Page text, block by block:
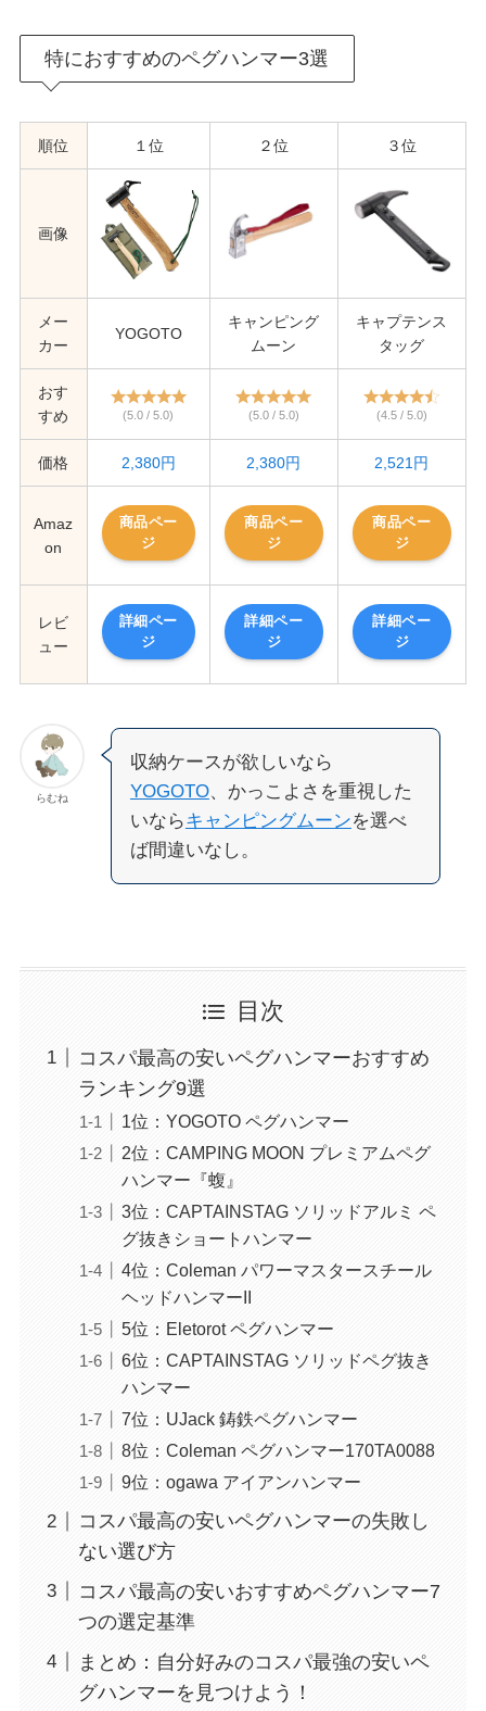
特におすすめのペグハンマー3選
順位 １位 ２位 ３位
画像
メー
カー
YOGOTO
キャンピング
ムーン
キャプテンス
タッグ
おす
すめ
(5.0 / 5.0) (5.0 / 5.0) (4.5 / 5.0)
価格 2,380円 2,380円 2,521円
Amaz
on
商品ペー
ジ
商品ペー
ジ
商品ペー
ジ
レビ
ュー
詳細ペー
ジ
詳細ペー
ジ
詳細ペー
ジ
らむね
収納ケースが欲しいなら
YOGOTO、かっこよさを重視した
いならキャンピングムーンを選べ
ば間違いなし。
目次
コスパ最高の安いペグハンマーおすすめ
ランキング9選
1位：YOGOTO ペグハンマー
2位：CAMPING MOON プレミアムペグ
ハンマー『蝮』
3位：CAPTAINSTAG ソリッドアルミ ペ
グ抜きショートハンマー
4位：Coleman パワーマスタースチール
ヘッドハンマーII
5位：Eletorot ペグハンマー
6位：CAPTAINSTAG ソリッドペグ抜き
ハンマー
7位：UJack 鋳鉄ペグハンマー
8位：Coleman ペグハンマー170TA0088
9位：ogawa アイアンハンマー
コスパ最高の安いペグハンマーの失敗し
ない選び方
コスパ最高の安いおすすめペグハンマー7
つの選定基準
まとめ：自分好みのコスパ最強の安いペ
グハンマーを見つけよう！